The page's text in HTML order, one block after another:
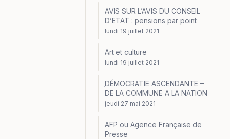
AVIS SUR L’AVIS DU CONSEIL
D’ETAT : pensions par point
lundi 19 juillet 2021
Art et culture
lundi 19 juillet 2021
֤DÉMOCRATIE ASCENDANTE –
DE LA COMMUNE A LA NATION
jeudi 27 mai 2021
AFP ou Agence Française de
Presse